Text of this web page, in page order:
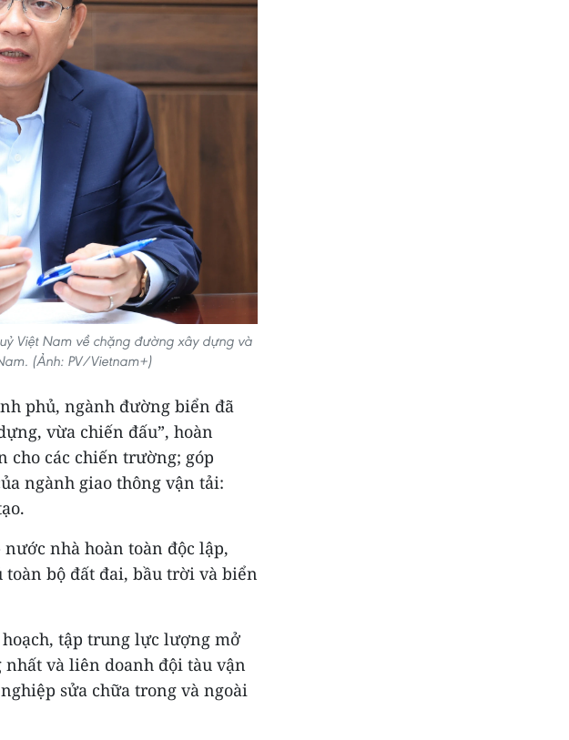
Việt Nam về chặng đường xây dựng và
(Ảnh: PV/Vietnam+)
phủ, ngành đường biển đã
vừa chiến đấu”, hoàn
cho các chiến trường; góp
ngành giao thông vận tải:
nhà hoàn toàn độc lập,
bộ đất đai, bầu trời và biển
tập trung lực lượng mở
và liên doanh đội tàu vận
sửa chữa trong và ngoài